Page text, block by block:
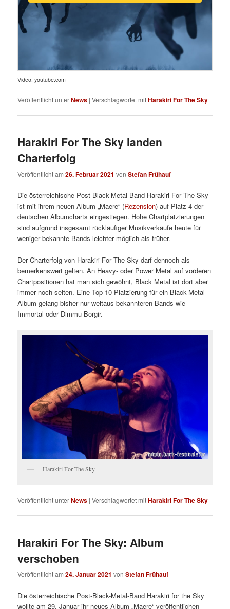
Video: youtube.com
Veröffentlicht unterNews |Verschlagwortet mitHarakiri For The Sky
Harakiri For The Sky landen
Charterfolg
Veröffentlicht am26. Februar 2021 vonStefan Frühauf
Die österreichische Post-Black-Metal-Band Harakiri For The Sky
ist mit ihrem neuen Album „Maere“ (Rezension) auf Platz 4 der
deutschen Albumcharts eingestiegen. Hohe Chartplatzierungen
sind aufgrund insgesamt rückläufiger Musikverkäufe heute für
weniger bekannte Bands leichter möglich als früher.
Der Charterfolg von Harakiri For The Sky darf dennoch als
bemerkenswert gelten. An Heavy- oder Power Metal auf vorderen
Chartpositionen hat man sich gewöhnt, Black Metal ist dort aber
immer noch selten. Eine Top-10-Platzierung für ein Black-Metal-
Album gelang bisher nur weitaus bekannteren Bands wie
Immortal oder Dimmu Borgir.
Harakiri For The Sky
Veröffentlicht unterNews |Verschlagwortet mitHarakiri For The Sky
Harakiri For The Sky: Album
verschoben
Veröffentlicht am24. Januar 2021 vonStefan Frühauf
Die österreichische Post-Black-Metal-Band Harakiri for the Sky
wollte am 29. Januar ihr neues Album „Maere“ veröffentlichen